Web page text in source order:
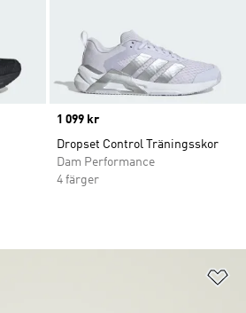
Price
1 099 kr
Dropset Control Träningsskor
Dam Performance
4 färger